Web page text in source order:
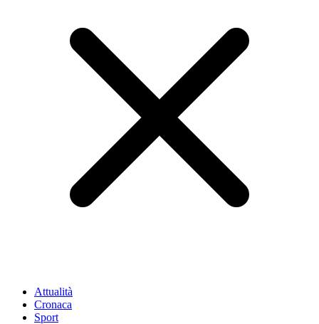
Attualità
Cronaca
Sport